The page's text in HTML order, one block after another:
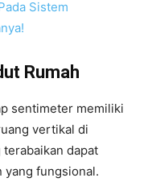
Sistem
Rumah
sentimeter memiliki
vertikal di
dapat
yang fungsional.